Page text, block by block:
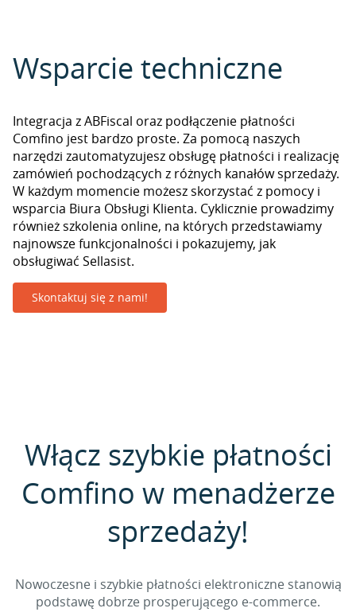
Wsparcie techniczne
Integracja z ABFiscal oraz podłączenie płatności
Comfino jest bardzo proste. Za pomocą naszych
narzędzi zautomatyzujesz obsługę płatności i realizację
zamówień pochodzących z różnych kanałów sprzedaży.
W każdym momencie możesz skorzystać z pomocy i
wsparcia Biura Obsługi Klienta. Cyklicznie prowadzimy
również szkolenia online, na których przedstawiamy
najnowsze funkcjonalności i pokazujemy, jak
obsługiwać Sellasist.
Skontaktuj się z nami!
Włącz szybkie płatności
Comfino w menadżerze
sprzedaży!
Nowoczesne i szybkie płatności elektroniczne stanowią
podstawę dobrze prosperującego e-commerce.